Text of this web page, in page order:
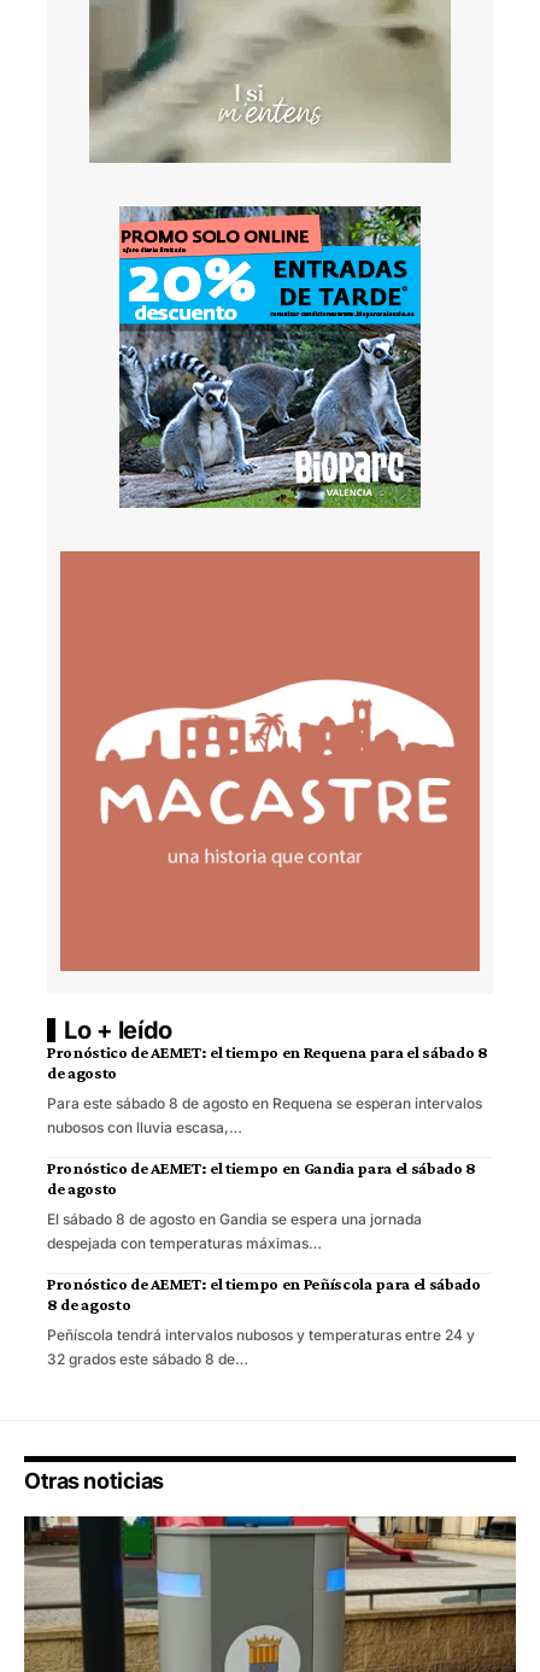
Lo + leído
Pronóstico de AEMET: el tiempo en Requena para el sábado 8
de agosto
Para este sábado 8 de agosto en Requena se esperan intervalos
nubosos con lluvia escasa,…
Pronóstico de AEMET: el tiempo en Gandia para el sábado 8
de agosto
El sábado 8 de agosto en Gandia se espera una jornada
despejada con temperaturas máximas…
Pronóstico de AEMET: el tiempo en Peñíscola para el sábado
8 de agosto
Peñíscola tendrá intervalos nubosos y temperaturas entre 24 y
32 grados este sábado 8 de…
Otras noticias